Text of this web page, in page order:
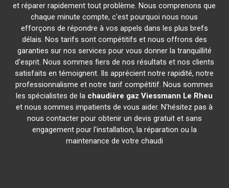
et réparer rapidement tout problème. Nous comprenons que
chaque minute compte, c'est pourquoi nous nous
efforçons de répondre à vos appels dans les plus brefs
délais. Nos tarifs sont compétitifs et nous offrons des
garanties sur nos services pour vous donner la tranquillité
d'esprit. Nous sommes fiers de nos résultats et nos clients
satisfaits en témoignent. Ils apprécient notre rapidité, notre
professionnalisme et notre tarif compétitif. Nous sommes
les spécialistes de la chaudière gaz Viessmann Le Rheu
et nous sommes impatients de vous aider. N'hésitez pas à
nous contacter pour obtenir un devis gratuit et sans
engagement pour l'installation, la réparation ou la
maintenance de votre chaudi